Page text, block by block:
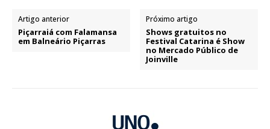
Artigo anterior
Piçarraiá com Falamansa
em Balneário Piçarras
Próximo artigo
Shows gratuitos no
Festival Catarina é Show
no Mercado Público de
Joinville